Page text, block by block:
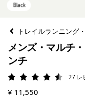
トレイルランニング
メンズ・マルチ
ンチ
評価: 4.5 / 5
27 レ
¥ 11,550